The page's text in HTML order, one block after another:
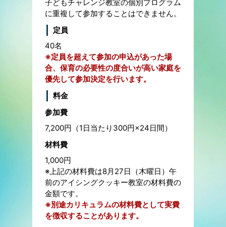
子どもチャレンジ教室の個別プログラム
に重複して参加することはできません。
定員
40名
※定員を超えて参加の申込があった場
合、保育の必要性の度合いが高い家庭を
優先して参加決定を行います。
料金
参加費
7,200円（1日当たり300円×24日間）
材料費
1,000円
※上記の材料費は8月27日（木曜日）午
前のアイシングクッキー教室の材料費の
金額です。
※別途カリキュラムの材料費として実費
を徴収することがあります。